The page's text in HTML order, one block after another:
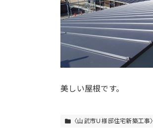
美しい屋根です。
folder 〈山武市Ｕ様邸住宅新築工事〉